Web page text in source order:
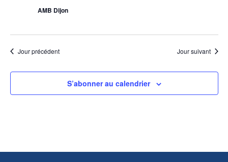
AMB Dijon
Jour précédent Jour suivant
S’abonner au calendrier